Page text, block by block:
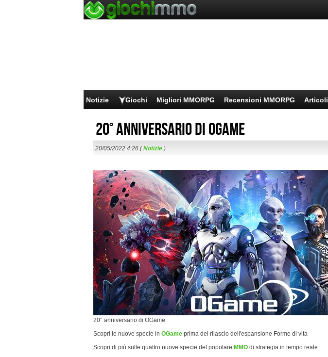
Notizie Giochi Migliori MMORPG Recensioni MMORPG Articoli
20° anniversario di OGame
20/05/2022 4:26 (Notizie )
20° anniversario di OGame
Scopri le nuove specie in OGame prima del rilascio dell'espansione Forme di vita
Scopri di più sulle quattro nuove specie del popolare MMO di strategia in tempo reale